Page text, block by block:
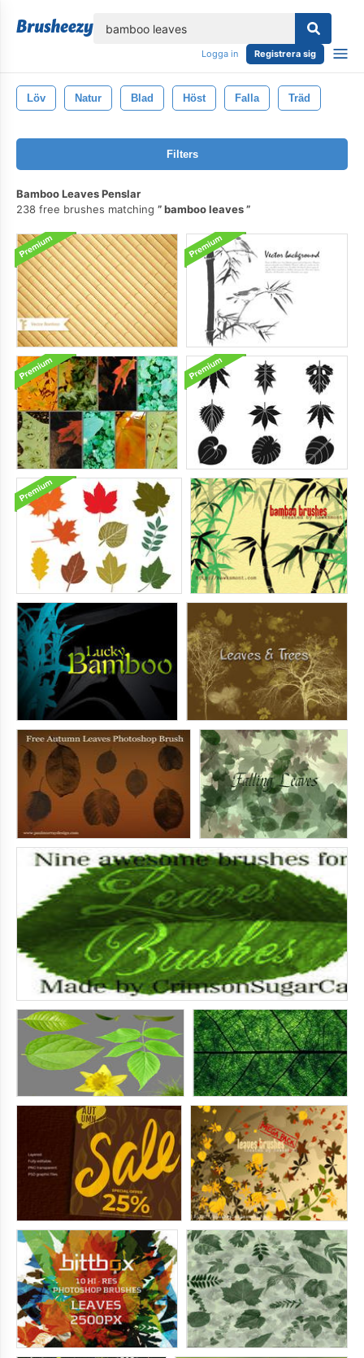
Logga in Registrera sig
Löv Natur Blad Höst Falla Träd
Filters
Bamboo Leaves Penslar
238 free brushes matching
bamboo leaves